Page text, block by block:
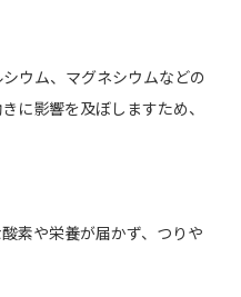
ウム、マグネシウムなどの
に影響を及ぼしますため、
素や栄養が届かず、つりや